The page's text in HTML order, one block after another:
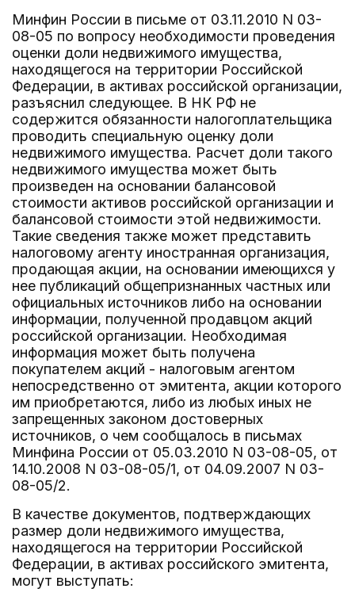
Минфин России в письме от 03.11.2010 N 03-
08-05 по вопросу необходимости проведения
оценки доли недвижимого имущества,
находящегося на территории Российской
Федерации, в активах российской организации,
разъяснил следующее. В НК РФ не
содержится обязанности налогоплательщика
проводить специальную оценку доли
недвижимого имущества. Расчет доли такого
недвижимого имущества может быть
произведен на основании балансовой
стоимости активов российской организации и
балансовой стоимости этой недвижимости.
Такие сведения также может представить
налоговому агенту иностранная организация,
продающая акции, на основании имеющихся у
нее публикаций общепризнанных частных или
официальных источников либо на основании
информации, полученной продавцом акций
российской организации. Необходимая
информация может быть получена
покупателем акций - налоговым агентом
непосредственно от эмитента, акции которого
им приобретаются, либо из любых иных не
запрещенных законом достоверных
источников, о чем сообщалось в письмах
Минфина России от 05.03.2010 N 03-08-05, от
14.10.2008 N 03-08-05/1, от 04.09.2007 N 03-
08-05/2.
В качестве документов, подтверждающих
размер доли недвижимого имущества,
находящегося на территории Российской
Федерации, в активах российского эмитента,
могут выступать: